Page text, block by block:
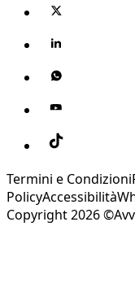
Termini e Condizioni
PolicyAccessibilità
Copyright 2026